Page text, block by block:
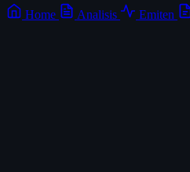
Home Analisis Emiten